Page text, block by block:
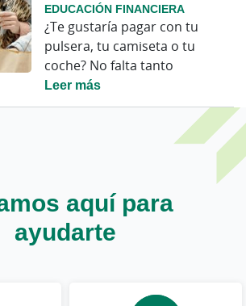
EDUCACIÓN FINANCIERA
¿Te gustaría pagar con tu
pulsera, tu camiseta o tu
coche? No falta tanto
Leer más
aquí para
ayudarte